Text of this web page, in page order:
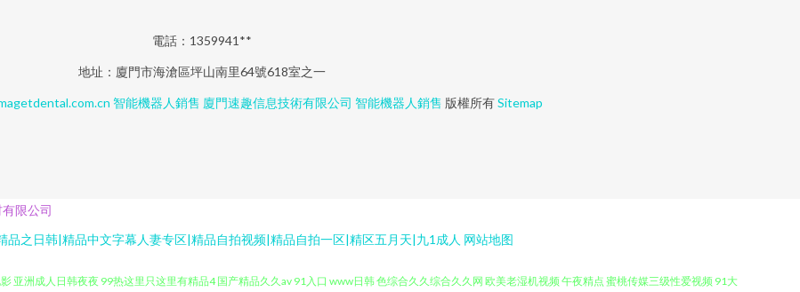
電話：1359941**
地址：廈門市海滄區坪山南里64號618室之一
智能機器人銷售 廈門速趣信息技術有限公司 智能機器人銷售 版權所有Sitemap
限公司
之日韩|精品中文字幕人妻专区|精品自拍视频|精品自拍一区|精区五月天|九1成人 网站地图